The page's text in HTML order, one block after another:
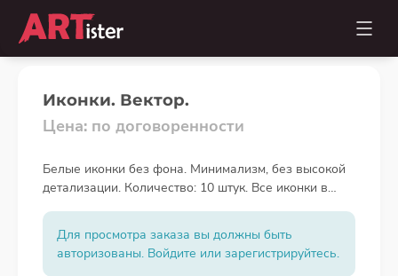
Иконки. Вектор.
Цена: по договоренности
Белые иконки без фона. Минимализм, без высокой
детализации. Количество: 10 штук. Все иконки в
Для просмотра заказа вы должны быть
авторизованы. Войдите или зарегистрируйтесь.